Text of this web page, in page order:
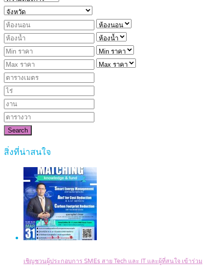
Search
สิ่งที่น่าสนใจ
เชิญชวนผู้ประกอบการ SMEs สาย Tech และ IT และผู้ที่สนใจ เข้าร่วม